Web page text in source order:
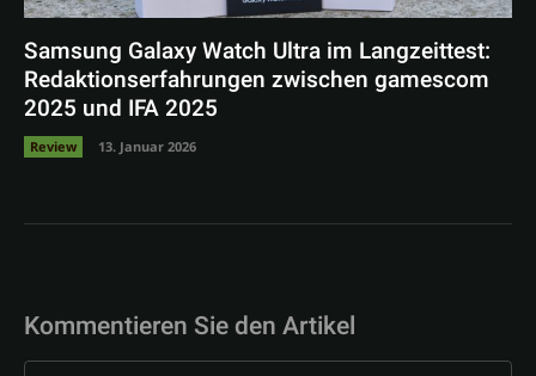
Samsung Galaxy Watch Ultra im Langzeittest:
Redaktionserfahrungen zwischen gamescom
2025 und IFA 2025
Review 13. Januar 2026
Kommentieren Sie den Artikel